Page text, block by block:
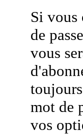
Si vous
de
vous
mot de
vos